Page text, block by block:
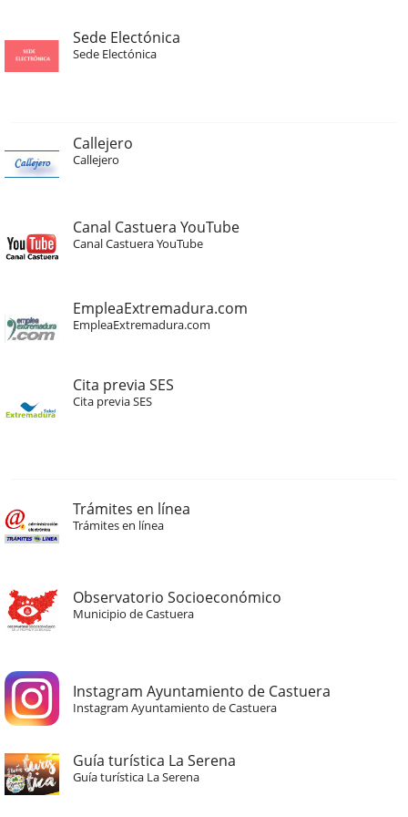
Sede Electónica
Sede Electónica
Callejero
Callejero
Canal Castuera YouTube
Canal Castuera YouTube
EmpleaExtremadura.com
EmpleaExtremadura.com
Cita previa SES
Cita previa SES
Trámites en línea
Trámites en línea
Observatorio Socioeconómico
Municipio de Castuera
Instagram Ayuntamiento de Castuera
Instagram Ayuntamiento de Castuera
Guía turística La Serena
Guía turística La Serena